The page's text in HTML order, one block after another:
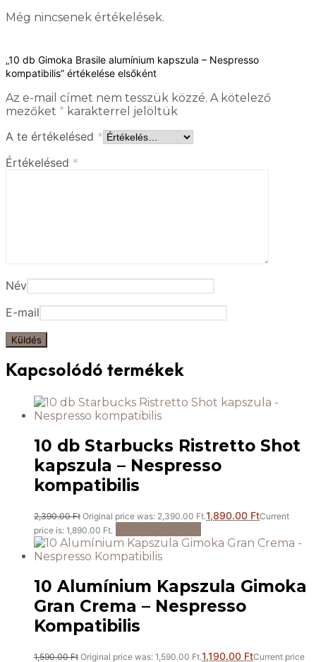
Még nincsenek értékelések.
„10 db Gimoka Brasile alumínium kapszula – Nespresso
kompatibilis” értékelése elsőként
Az e-mail címet nem tesszük közzé. A kötelező
mezőket * karakterrel jelöltük
A te értékelésed *
Értékelésed *
Név
E-mail
Kapcsolódó termékek
10 db Starbucks Ristretto Shot
kapszula – Nespresso
kompatibilis
2,390.00Ft Original price was: 2,390.00 Ft.1,890.00 FtCurrent
price is: 1,890.00 Ft.
10 Alumínium Kapszula Gimoka
Gran Crema – Nespresso
Kompatibilis
1,590.00Ft Original price was: 1,590.00 Ft.1,190.00 FtCurrent price